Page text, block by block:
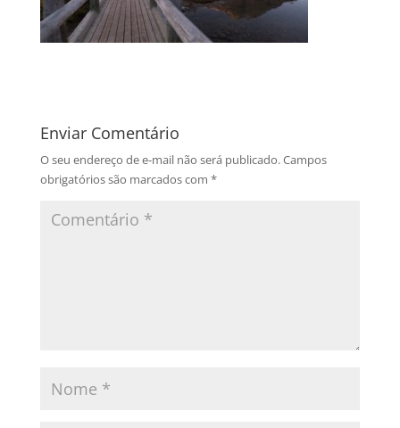
Enviar Comentário
O seu endereço de e-mail não será publicado.Campos
obrigatórios são marcados com *